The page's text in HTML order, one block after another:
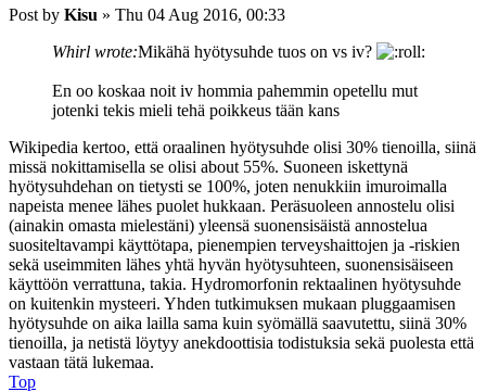
Post by Kisu » Thu 04 Aug 2016, 00:33
Whirl wrote:Mikähä hyötysuhde tuos on vs iv?
En oo koskaa noit iv hommia pahemmin opetellu mut
jotenki tekis mieli tehä poikkeus tään kans
Wikipedia kertoo, että oraalinen hyötysuhde olisi 30% tienoilla, siinä
missä nokittamisella se olisi about 55%. Suoneen iskettynä
hyötysuhdehan on tietysti se 100%, joten nenukkiin imuroimalla
napeista menee lähes puolet hukkaan. Peräsuoleen annostelu olisi
(ainakin omasta mielestäni) yleensä suonensisäistä annostelua
suositeltavampi käyttötapa, pienempien terveyshaittojen ja -riskien
sekä useimmiten lähes yhtä hyvän hyötysuhteen, suonensisäiseen
käyttöön verrattuna, takia. Hydromorfonin rektaalinen hyötysuhde
on kuitenkin mysteeri. Yhden tutkimuksen mukaan pluggaamisen
hyötysuhde on aika lailla sama kuin syömällä saavutettu, siinä 30%
tienoilla, ja netistä löytyy anekdoottisia todistuksia sekä puolesta että
vastaan tätä lukemaa.
Top